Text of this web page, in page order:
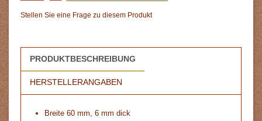
Stellen Sie eine Frage zu diesem Produkt
PRODUKTBESCHREIBUNG
HERSTELLERANGABEN
Breite 60 mm, 6 mm dick